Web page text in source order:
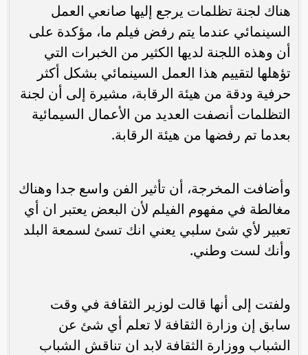
هناك لجنة تظلمات يرجع إليها صانعي العمل
السينمائي عندما يتم رفض فيلم ما، مؤكدة على
أن وهذه اللجنة لديها الكثير من الخبرات التي
تؤهلها لتقييم هذا العمل السينمائي بشكل أكثر
حرفية ودقة من هيئة الرقابة، مشيرة إلى أن لجنة
التظلمات أنصفت العديد من الأعمال السيمائية
بعدما تم رفضها من هيئة الرقابة.
وأضافت المخرجة، أن تأثير الفن واسع جدا وهناك
مغالطة في مفهوم الفيلم لأن البعض يعتبر ان أي
تعبير لأي شئ سلبي يعني انك تسئ لسمعة البلد
وأنك لست وطني.
ولفتت إلى أنها قالت لوزير الثقافة في وقت
سابق إن وزارة الثقافة لا تعلم أي شئ عن
الشباب ووزارة الثقافة لابد ان تناقش الشباب